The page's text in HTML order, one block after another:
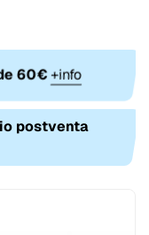
60€+info
postventa